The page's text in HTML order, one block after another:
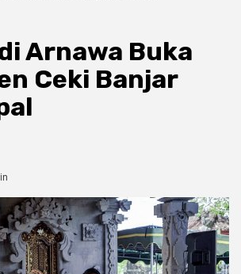
Arnawa Buka
Ceki Banjar